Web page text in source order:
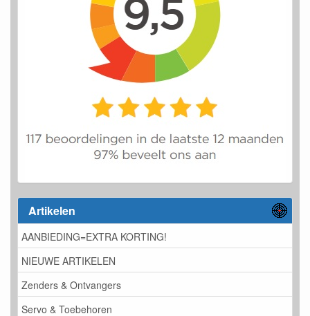
Artikelen
AANBIEDING=EXTRA KORTING!
NIEUWE ARTIKELEN
Zenders & Ontvangers
Servo & Toebehoren